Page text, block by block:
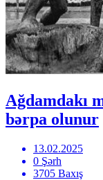
Ağdamdakı
bərpa olunur
13.02.2025
0 Şərh
3705 Baxış